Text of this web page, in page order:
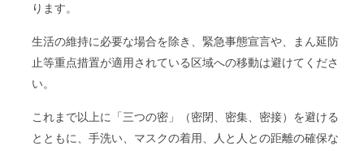
ります。
生活の維持に必要な場合を除き、緊急事態宣言や、まん延防
止等重点措置が適用されている区域への移動は避けてくださ
い。
これまで以上に「三つの密」（密閉、密集、密接）を避ける
とともに、手洗い、マスクの着用、人と人との距離の確保な